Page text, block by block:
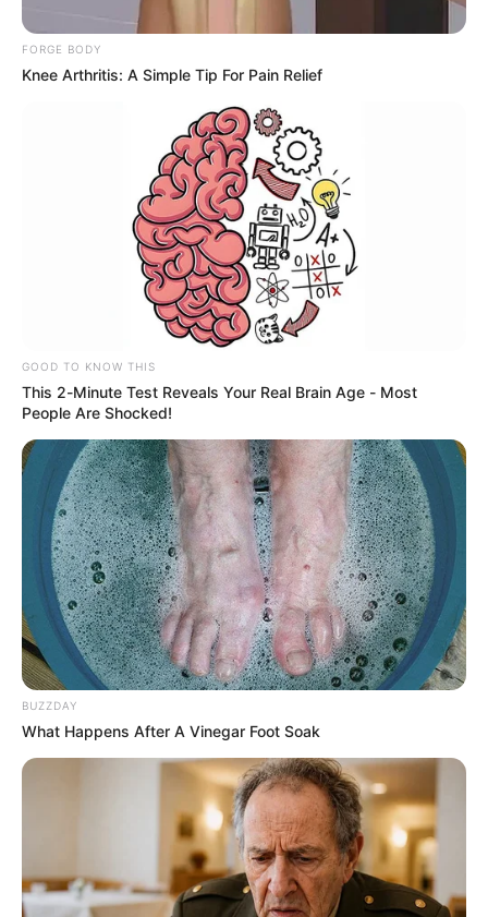
Foto de Archivo
Soldado Herido en Cúcuta
Valesca Alvarado Ríos
COMPARTIR
UNIRSE AL CANAL DE WHATSAPP
El Ejército Nacional confirmó que el soldado profesional
Andrés Miguel García Montes fue asesinado por la
estructura 33 de las disidencias de las Farc en medio de
combates en Tibú, Norte de Santander.
La noticia fue confirmada, en la tarde de este viernes, por
la Fuerza de Tarea Vulcano, unidad orgánica de la
Segunda División del Ejército Nacional.
La institución confirmó que los responsables de este
fueron disidentes de la estructura 33, que
delinque en la región.
FORGE BODY
Knee Arthritis: A Simple Tip For Pain Relief
GOOD TO KNOW THIS
This 2-Minute Test Reveals Your Real Brain Age - Most
People Are Shocked!
BUZZDAY
What Happens After A Vinegar Foot Soak